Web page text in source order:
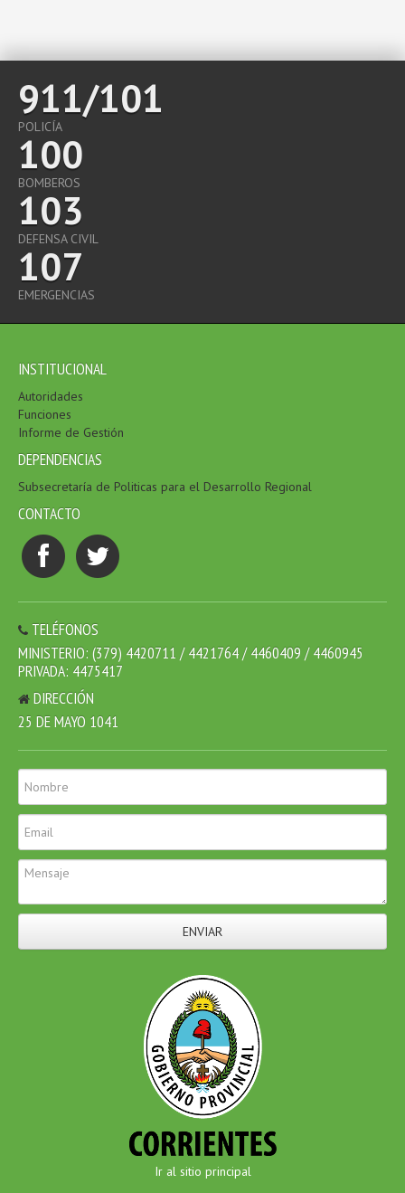
911/101
POLICÍA
100
BOMBEROS
103
DEFENSA CIVIL
107
EMERGENCIAS
INSTITUCIONAL
Autoridades
Funciones
Informe de Gestión
DEPENDENCIAS
Subsecretaría de Politicas para el Desarrollo Regional
CONTACTO
TELÉFONOS
MINISTERIO: (379) 4420711 / 4421764 / 4460409 / 4460945
PRIVADA: 4475417
DIRECCIÓN
25 DE MAYO 1041
ENVIAR
Ir al sitio principal